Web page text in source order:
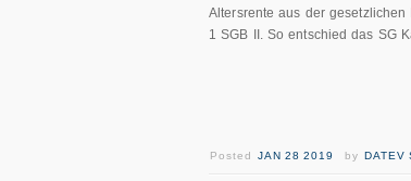
Altersrente aus der
1 SGB II. So entschied das SG
Posted JAN 28 2019 by DATEV